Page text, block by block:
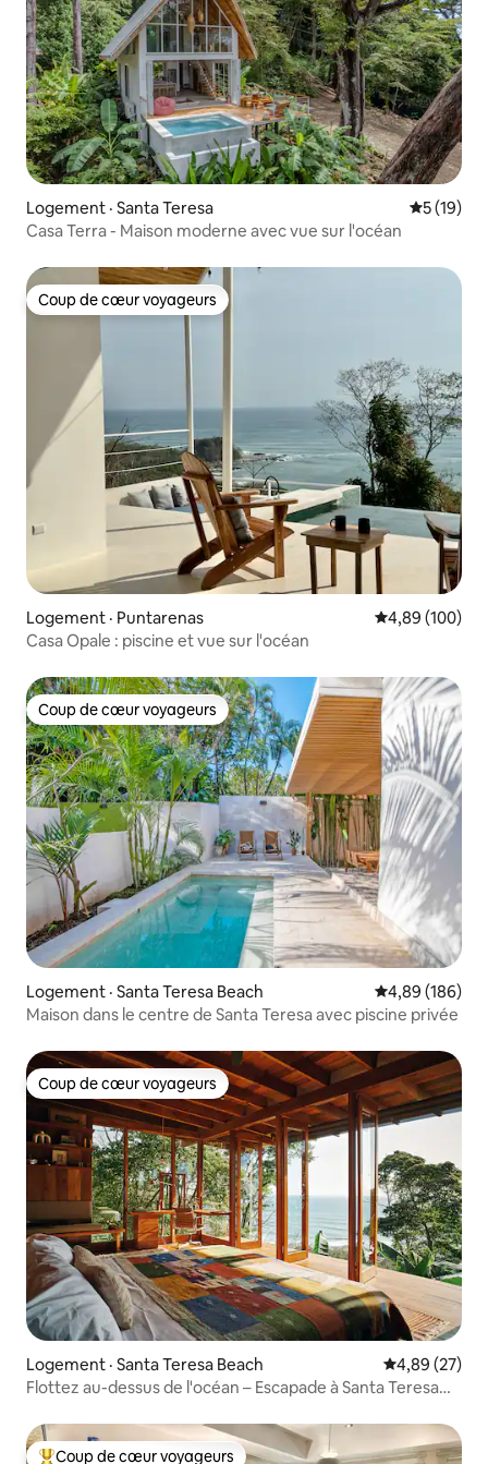
Logement · Santa Teresa Note
5 (19)
Casa Terra - Maison moderne avec vue sur l'océan
Coup de cœur voyageurs
Coup de cœur voyageurs
Logement · Puntarenas Note
4,89 (100)
Casa Opale : piscine et vue sur l'océan
Coup de cœur voyageurs
Coup de cœur voyageurs
Logement · Santa Teresa Beach Note
4,89 (186)
Maison dans le centre de Santa Teresa avec piscine privée
Coup de cœur voyageurs
Coup de cœur voyageurs
Logement · Santa Teresa Beach Note
4,89 (27)
Flottez au-dessus de l'océan – Escapade à Santa Teresa
Coup de cœur voyageurs